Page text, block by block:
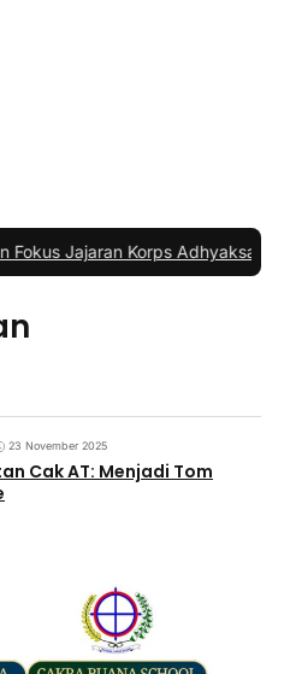
Korps Adhyaksa|#2 -Anggota
23 November 2025
Cak AT: Menjadi Tom